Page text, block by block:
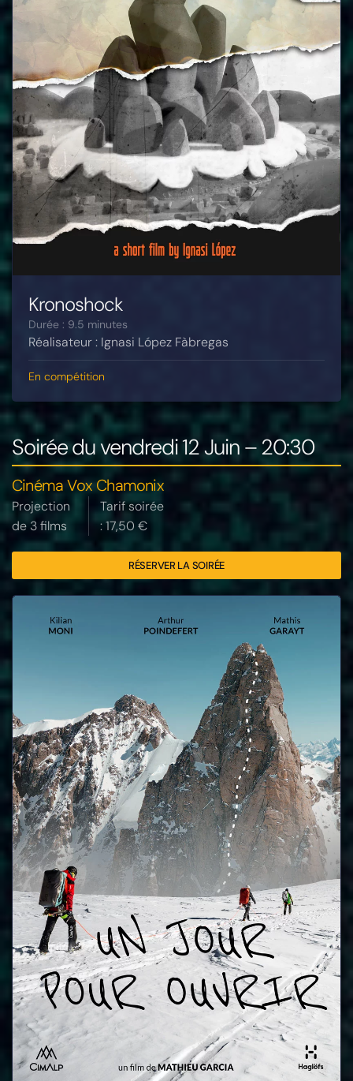
Kronoshock
Durée : 9.5 minutes
Réalisateur : Ignasi López Fàbregas
En compétition
Soirée du vendredi 12 Juin – 20:30
Cinéma Vox Chamonix
Projection
de 3 films
Tarif soirée
: 17,50 €
RÉSERVER LA SOIRÉE